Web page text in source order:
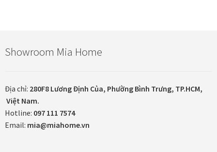
In ảnh theo yêu cầu
In tranh dán tường theo yêu cầu
in tranh mica
Showroom Mia Home
Địa chỉ: 280F8 Lương Định Của, Phường Bình Trưng, TP.HCM,
Việt Nam.
Hotline: 097 111 7574
Email: mia@miahome.vn